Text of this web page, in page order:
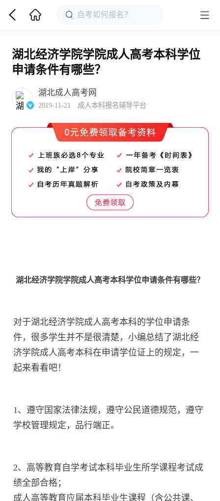
湖北经济学院学院成人高考本科学位
申请条件有哪些？
湖北成人高考网
2019-11-21 成人本科报名辅导平台
湖北经济学院学院成人高考本科学位申请条件有哪些？
对于湖北经济学院成人高考本科的学位申请条
件，很多学生并不是很清楚，小编总结了湖北经
济学院成人高考本科在申请学位证上的规定，一
起来看看吧！
1、遵守国家法律法规，遵守公民道德规范，遵守
学校管理规定，品行端正。
2、高等教育自学考试本科毕业生所学课程考试成
绩全部合格；
成人高等教育应届本科毕业生课程（含公共课、